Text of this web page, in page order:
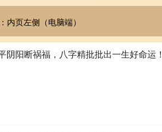
内页左侧（电脑端）
阴阳断祸福，八字精批批出一生好命运！